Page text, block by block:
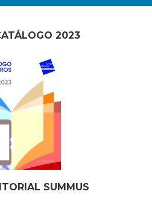
2023
SUMMUS